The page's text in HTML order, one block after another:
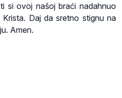
si ovoj našoj braći nadahnuo
Daj da sretno stignu na
Amen.